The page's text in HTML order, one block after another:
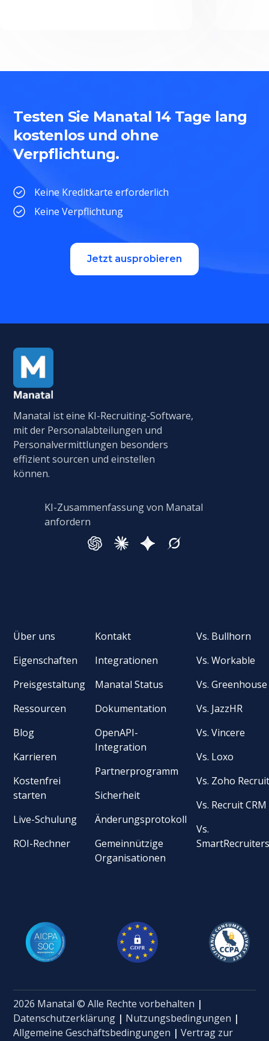
Testen Sie Manatal 14 Tage lang
kostenlos und ohne
Verpflichtung.
Keine Kreditkarte erforderlich
Keine Verpflichtung
Jetzt ausprobieren
Manatal ist eine KI-Recruiting-Software,
mit der Personalabteilungen und
Personalvermittlungen besonders
effizient sourcen und einstellen
können.
KI-Zusammenfassung von Manatal
anfordern
Über uns
Eigenschaften
Preisgestaltung
Ressourcen
Blog
Karrieren
Kostenfrei
starten
Live-Schulung
ROI-Rechner
Kontakt
Integrationen
Manatal Status
Dokumentation
OpenAPI-
Integration
Partnerprogramm
Sicherheit
Änderungsprotokoll
Gemeinnützige
Organisationen
Vs. Bullhorn
Vs. Workable
Vs. Greenhouse
Vs. JazzHR
Vs. Vincere
Vs. Loxo
Vs. Zoho
Vs. Recruit CRM
Vs.
2026 Manatal © Alle Rechte vorbehalten |
Datenschutzerklärung | Nutzungsbedingungen |
Allgemeine Geschäftsbedingungen | Vertrag zur